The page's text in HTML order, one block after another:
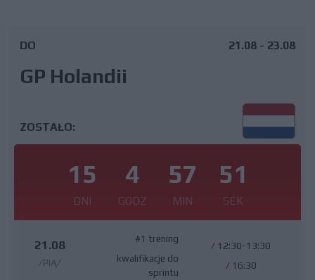
DO
GP Holandii
21.08 - 23.08
ZOSTAŁO:
15
DNI
4
GODZ
57
MIN
50
SEK
21.08
/PIĄ/
#1 trening
kwalifikacje do
sprintu
/ 12:30-13:30
/ 16:30